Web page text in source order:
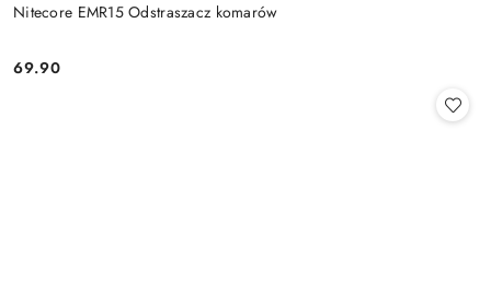
Nitecore EMR15 Odstraszacz komarów
Cena:
69.90